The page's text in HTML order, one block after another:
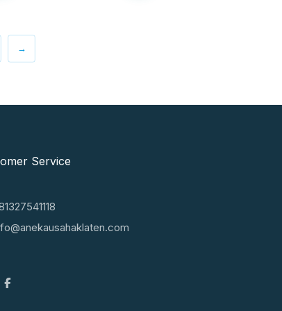
→
Service